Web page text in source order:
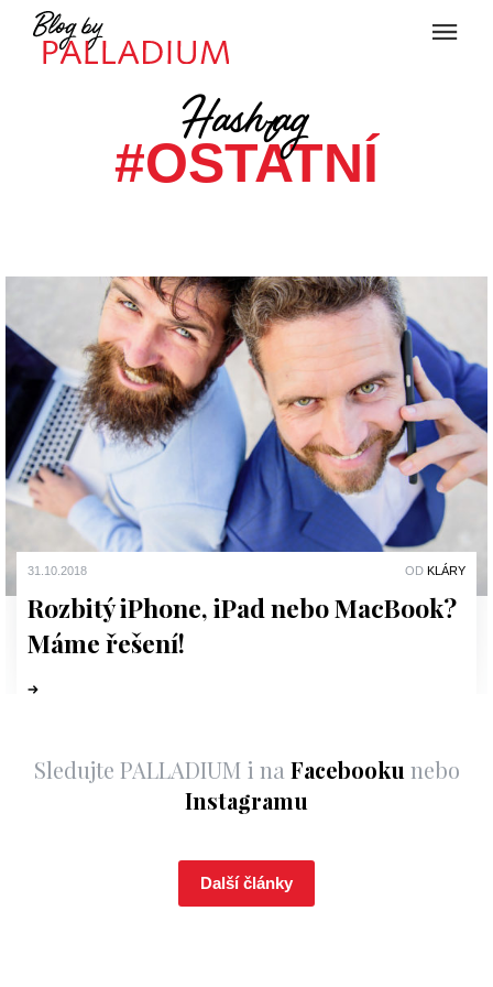
Hashtag
#OSTATNÍ
31.10.2018 OD KLÁRY
Rozbitý iPhone, iPad nebo MacBook?
Máme řešení!
Sledujte PALLADIUM i na Facebooku nebo
Instagramu
Další články